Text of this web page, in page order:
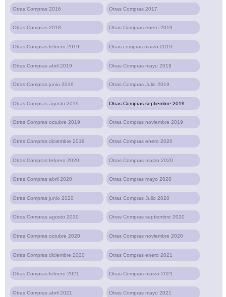
Otras Compras 2016 Otras Compras 2017
Otras Compras 2018 Otras Compras enero 2019
Otras Compras febrero 2019 Otras compras marzo 2019
Otras Compras abril 2019 Otras Compras mayo 2019
Otras Compras junio 2019 Otras Compras Julio 2019
Otras Compras agosto 2019 Otras Compras septiembre 2019
Otras Compras octubre 2019 Otras Compras noviembre 2019
Otras Compras diciembre 2019 Otras Compras enero 2020
Otras Compras febrero 2020 Otras Compras marzo 2020
Otras Compras abril 2020 Otras Compras mayo 2020
Otras Compras junio 2020 Otras Compras Julio 2020
Otras Compras agosto 2020 Otras Compras septiembre 2020
Otras Compras octubre 2020 Otras Compras noviembre 2020
Otras Compras diciembre 2020 Otras Compras enero 2021
Otras Compras febrero 2021 Otras Compras marzo 2021
Otras Compras abril 2021 Otras Compras mayo 2021